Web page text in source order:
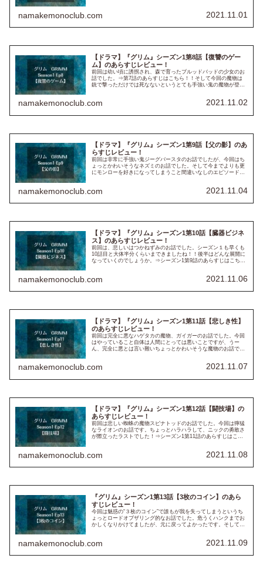
namakemonoclub.com 2021.11.01
【ドラマ】『グリム』シーズン1第8話【復讐のゲー
ム】のあらすじレビュー！
前回は幼い頃に誘拐され、森で育ったブルッドバッドの少女のお
話でした。⇒第7話のあらすじはこちら！！そして今回の魔物は
銃で撃っただけでは死なないというとても手強い鬼の魔物が登場
namakemonoclub.com 2021.11.02
【ドラマ】『グリム』シーズン1第9話【父の影】のあ
らすじレビュー！
前回は非常に手強い鬼ジーグバースタのお話でしたが、今回はち
ょっとかわいそうなネズミのお話でした。そして今までよりも更
にモンローを好きになってしまうこと間違いなしのエピソードで
namakemonoclub.com 2021.11.04
【ドラマ】『グリム』シーズン1第10話【臓器ビジネ
ス】のあらすじレビュー！
前回は、悲しいはつかねずみのお話でした。シーズン１も早くも
10話目と大体半分くらいまできましたね！！後半はどんな展開に
なっていくのでしょうか。⇒シーズン1第9話のあらすじはこち
namakemonoclub.com 2021.11.06
【ドラマ】『グリム』シーズン1第11話【悲しき性】
のあらすじレビュー！
前回は完全に悪なハゲタカの魔物、ガイガーのお話でした。今回
はやっていること自体は人間にとっては悪いことですが、うー
ん、完全に悪とは言い難いちょっとかわいそうな魔物のお話でし
namakemonoclub.com 2021.11.07
【ドラマ】『グリム』シーズン1第12話【闘技場】の
あらすじレビュー！
前回は悲しい蜘蛛の魔物スピナトッドのお話でした。今回は獰猛
なライオンのお話です。ちょっとハラハラして、ニックの勇敢さ
が際立ったラストでした！⇒シーズン1第11話のあらすじはこち
namakemonoclub.com 2021.11.08
『グリム』シーズン1第13話【3枚のコイン】のあら
すじレビュー！
今回は魅惑の“３枚のコイン”で誰もが我を失ってしまうというち
ょっとロードオブザリング的なお話でした。危うくハンクまでお
かしくなりかけてましたが、元に戻ってよかったです。そしてニ
namakemonoclub.com 2021.11.09